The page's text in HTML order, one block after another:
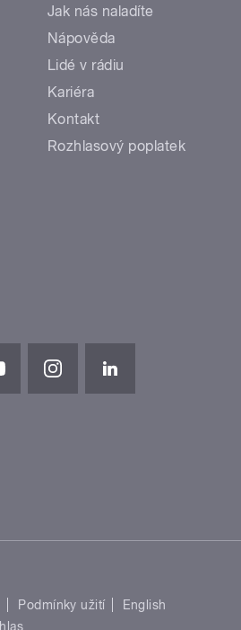
Jak nás naladíte
Nápověda
Lidé v rádiu
Kariéra
Kontakt
Rozhlasový poplatek
Podmínky užití
English